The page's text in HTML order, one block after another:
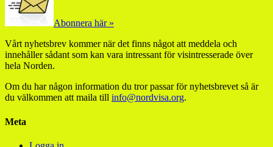
Abonnera här »
Vårt nyhetsbrev kommer när det finns något att meddela och
innehåller sådant som kan vara intressant för visintresserade över
hela Norden.
Om du har någon information du tror passar för nyhetsbrevet så är
du välkommen att maila till info@nordvisa.org.
Meta